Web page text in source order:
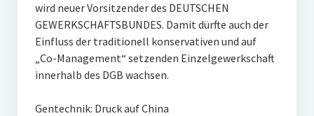
wird neuer Vorsitzender des DEUTSCHEN
GEWERKSCHAFTSBUNDES. Damit dürfte auch der
Einfluss der traditionell konservativen und auf
„Co-Management“ setzenden Einzelgewerkschaft
innerhalb des DGB wachsen.
Gentechnik: Druck auf China